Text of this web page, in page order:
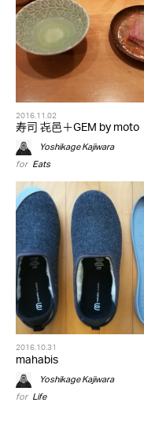
2016.11.02
寿司 㐂邑＋GEM by moto
Yoshikage Kajiwara
for Eats
2016.10.31
mahabis
Yoshikage Kajiwara
for Life